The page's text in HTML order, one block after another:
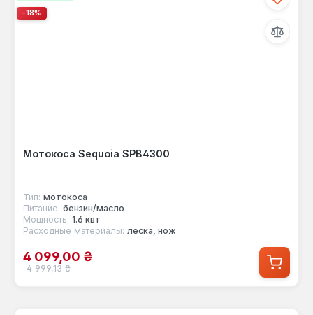
-18%
Мотокоса Sequoia SPB4300
Тип: мотокоса
Питание: бензин/масло
Мощность: 1.6 квт
Расходные материалы: леска, нож
Цена продажи:
4 099,00 ₴
Обычная цена:
4 999,13 ₴